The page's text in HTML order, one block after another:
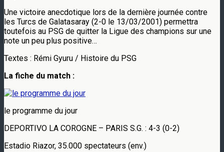
Une victoire anecdotique lors de la dernière journée contre
les Turcs de Galatasaray (2-0 le 13/03/2001) permettra
toutefois au PSG de quitter la Ligue des champions sur une
note un peu plus positive…
Textes : Rémi Gyuru / Histoire du PSG
La fiche du match :
le programme du jour
DEPORTIVO LA COROGNE – PARIS S.G. : 4-3 (0-2)
Estadio Riazor, 35.000 spectateurs (env.)